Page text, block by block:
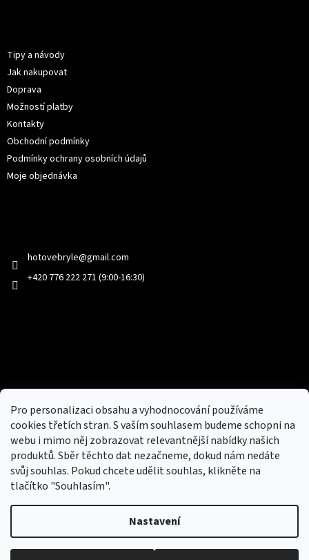
Pro personalizaci obsahu a vyhodnocování používáme
cookies třetích stran. S vaším souhlasem budeme schopni na
webu i mimo něj zobrazovat relevantnější nabídky našich
produktů. Sběr těchto dat nezačneme, dokud nám nedáte
svůj souhlas. Pokud chcete udělit souhlas, klikněte na
tlačítko "Souhlasím".
Nastavení
Tipy a návody
Jak nakupovat
Doprava
Možností platby
Kontakty
Obchodní podmínky
Podmínky ochrany osobních údajů
Moje objednávka
hotovebryle@gmail.com
+420 776 222 271 (9:00-16:30)
Nový obchod s batohy, cestovními zavazadly, tašky a peněženky